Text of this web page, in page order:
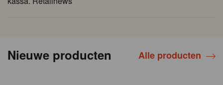
Nieuwe producten Alle producten